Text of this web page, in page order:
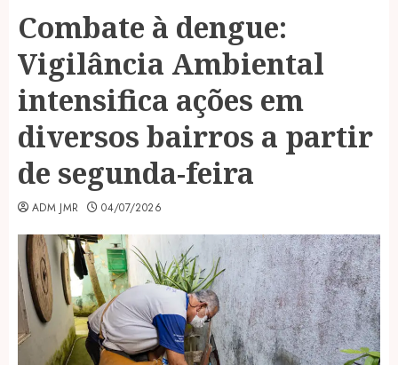
Combate à dengue:
Vigilância Ambiental
intensifica ações em
diversos bairros a partir
de segunda-feira
ADM JMR 04/07/2026